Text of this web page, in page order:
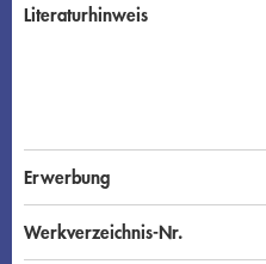
Literaturhinweis
Erwerbung
Werkverzeichnis-Nr.